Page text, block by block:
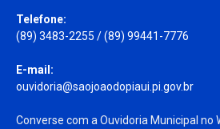
Telefone:
(89) 3483-2255 / (89) 99441-7776
E-mail:
ouvidoria@saojoaodopiaui.pi.gov.br
Converse com a Ouvidoria Municipal no